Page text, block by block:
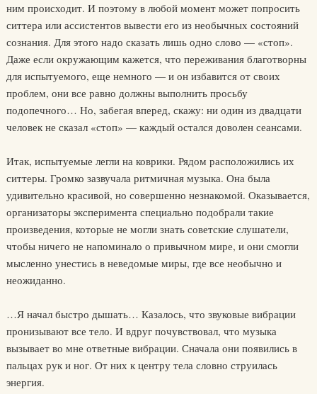
ним происходит. И поэтому в любой момент может попросить
ситтера или ассистентов вывести его из необычных состояний
сознания. Для этого надо сказать лишь одно слово — «стоп».
Даже если окружающим кажется, что переживания благотворны
для испытуемого, еще немного — и он избавится от своих
проблем, они все равно должны выполнить просьбу
подопечного… Но, забегая вперед, скажу: ни один из двадцати
человек не сказал «стоп» — каждый остался доволен сеансами.
Итак, испытуемые легли на коврики. Рядом расположились их
ситтеры. Громко зазвучала ритмичная музыка. Она была
удивительно красивой, но совершенно незнакомой. Оказывается,
организаторы эксперимента специально подобрали такие
произведения, которые не могли знать советские слушатели,
чтобы ничего не напоминало о привычном мире, и они смогли
мысленно унестись в неведомые миры, где все необычно и
неожиданно.
…Я начал быстро дышать… Казалось, что звуковые вибрации
пронизывают все тело. И вдруг почувствовал, что музыка
вызывает во мне ответные вибрации. Сначала они появились в
пальцах рук и ног. От них к центру тела словно струилась
энергия.